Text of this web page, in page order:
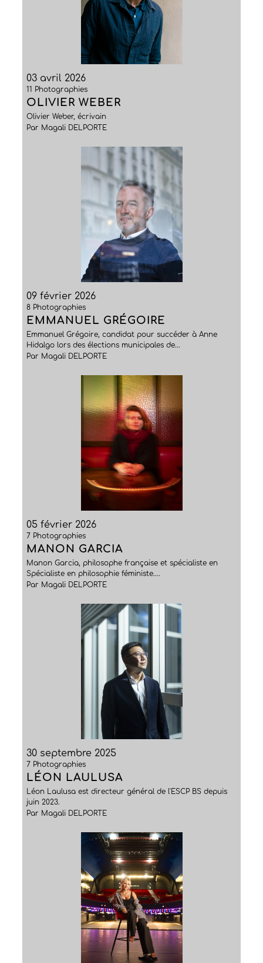
03 avril 2026
11 Photographies
OLIVIER WEBER
Olivier Weber, écrivain
Par Magali DELPORTE
09 février 2026
8 Photographies
EMMANUEL GRÉGOIRE
Emmanuel Grégoire, candidat pour succéder à Anne
Hidalgo lors des élections municipales de...
Par Magali DELPORTE
05 février 2026
7 Photographies
MANON GARCIA
Manon Garcia, philosophe française et spécialiste en
Spécialiste en philosophie féministe....
Par Magali DELPORTE
30 septembre 2025
7 Photographies
LÉON LAULUSA
Léon Laulusa est directeur général de l'ESCP BS depuis
juin 2023.
Par Magali DELPORTE